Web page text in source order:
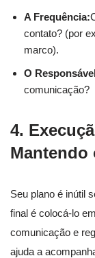
A Frequência:
contato? (por
marco).
O
comunicação?
4.
Mantendo
Seu plano é inútil
final é colocá-lo
comunicação e
ajuda a